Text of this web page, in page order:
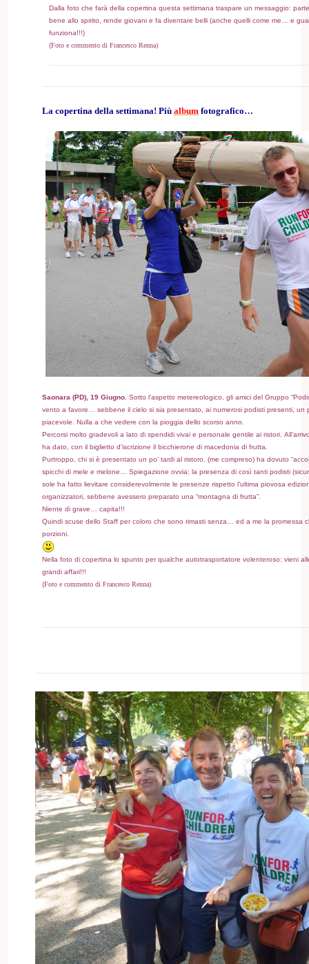
Dalla foto che farà della copertina questa settimana traspare un messaggio:
bene allo spirito, rende giovani e fa diventare belli (anche quelli come me… e
funziona!!!)
(Foto e commento di Francesco Renna)
La copertina della settimana! Piùalbum fotografico…
Saonara (PD), 19 Giugno. Sotto l’aspetto metereologico, gli amici del Gruppo
vento a favore… sebbene il cielo si sia presentato, ai numerosi podisti presenti, un
piacevole. Nulla a che vedere con la pioggia dello scorso anno.
Percorsi molto gradevoli a lato di spendidi vivai e personale gentile ai ristori.
ha dato, con il biglietto d’iscrizione il bicchierone di macedonia di frutta.
Purtroppo, chi si è presentato un po’ tardi al ristoro, (me compreso) ha dovuto
spicchi di mele e melone… Spiegazione ovvia: la presenza di così tanti podisti
sole ha fatto lievitare considerevolmente le presenze rispetto l’ultima piovosa
organizzatori, sebbene avessero preparato una “montagna di frutta”.
Niente di grave… capita!!!
Quindi scuse dello Staff per coloro che sono rimasti senza… ed a me la promessa
porzioni.
Nella foto di copertina lo spunto per qualche autotrasportatore volenteroso: vieni
grandi affari!!!
(Foto e commento di Francesco Renna)